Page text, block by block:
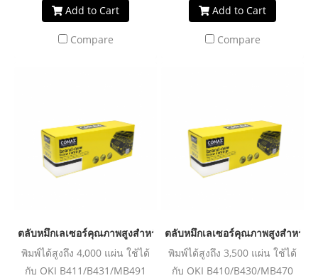
Add to Cart
Compare
Add to Cart
Compare
ตลับหมึกเลเซอร์คุณภาพสูงสำหรับ OKI รุ่น B411 Black
พิมพ์ได้สูงถึง 4,000 แผ่น ใช้ได้
กับ OKI B411/B431/MB491
ตลับหมึกเลเซอร์คุณภาพสูงสำหรับ
พิมพ์ได้สูงถึง 3,500 แผ่น ใช้ได้
กับ OKI B410/B430/MB470